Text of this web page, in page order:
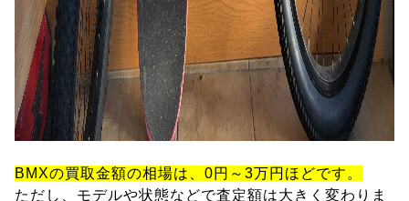
BMXの買取金額の相場は、0円～3万円ほどです。
ただし、モデルや状態などで査定額は大きく変わりま